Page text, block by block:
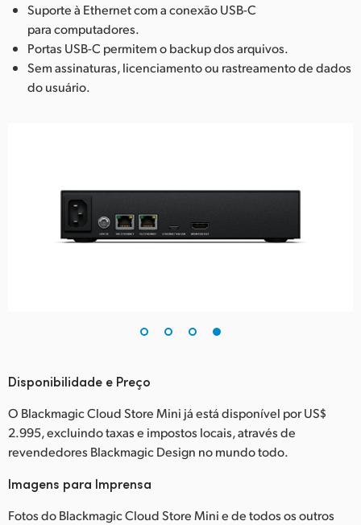
Suporte à Ethernet com a conexão USB-C
para computadores.
Portas USB-C permitem o backup dos arquivos.
Sem assinaturas, licenciamento ou rastreamento de dados
do usuário.
Disponibilidade e Preço
O Blackmagic Cloud Store Mini já está disponível por US$
2.995, excluindo taxas e impostos locais, através de
revendedores Blackmagic Design no mundo todo.
Imagens para Imprensa
Fotos do Blackmagic Cloud Store Mini e de todos os outros